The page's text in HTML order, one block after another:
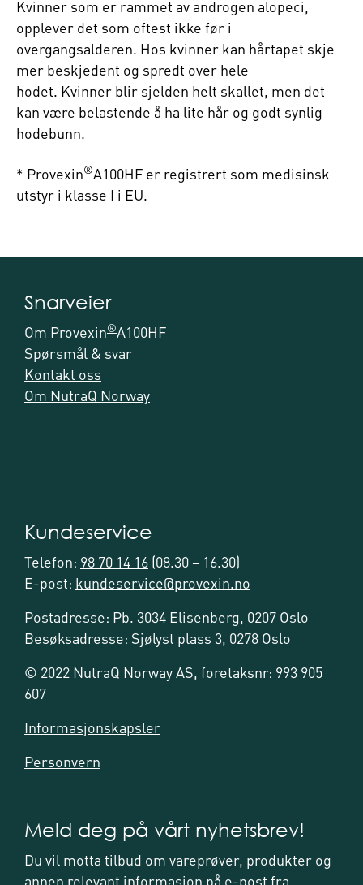
Kvinner som er rammet av androgen alopeci,
opplever det som oftest ikke før i
overgangsalderen. Hos kvinner kan hårtapet skje
mer beskjedent og spredt over hele
hodet. Kvinner blir sjelden helt skallet, men det
kan være belastende å ha lite hår og godt synlig
hodebunn.
* Provexin®A100HF er registrert som medisinsk
utstyr i klasse I i EU.
Snarveier
Om Provexin®A100HF
Spørsmål & svar
Kontakt oss
Om NutraQ Norway
Kundeservice
Telefon: 98 70 14 16 (08.30 – 16.30)
E-post: kundeservice@provexin.no
Postadresse: Pb. 3034 Elisenberg, 0207 Oslo
Besøksadresse: Sjølyst plass 3, 0278 Oslo
© 2022 NutraQ Norway AS, foretaksnr: 993 905
607
Informasjonskapsler
Personvern
Meld deg på vårt nyhetsbrev!
Du vil motta tilbud om vareprøver, produkter og
annen relevant informasjon på e-post fra